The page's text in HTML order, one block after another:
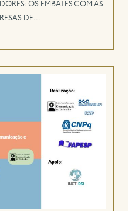
OS EMBATES COM AS
DE...